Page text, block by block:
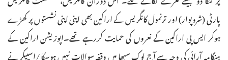
پارٹی (شردپوار) اور ترنمول کانگریس کے اراکین بھی اپنی اپنی نشستوں پر کھڑے
ہوکر ایس پی اراکین کے نعروں کی حمایت کررہے تھے۔اپوزیشن اراکین کے
ہنگامہ آرائی کی وجہ سے آج لوک سبھا میں وقفہ سوالات نہیں ہوسکا /اسپیکر نے